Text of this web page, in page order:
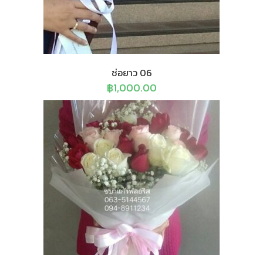
ช่อยาว 06
฿1,000.00